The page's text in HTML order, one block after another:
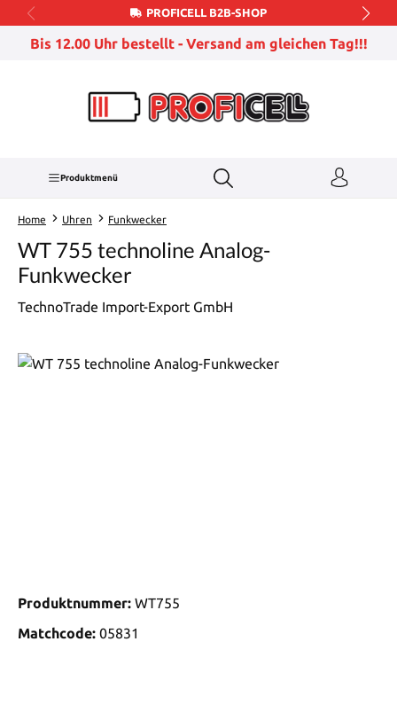
Zum Hauptinhalt springenPROFICELL B2B-SHOP
Bis 12.00 Uhr bestellt - Versand am gleichen Tag!!!
Produktmenü
Home Uhren Funkwecker
WT 755 technoline Analog-
Funkwecker
TechnoTrade Import-Export GmbH
Produktnummer: WT755
Matchcode: 05831